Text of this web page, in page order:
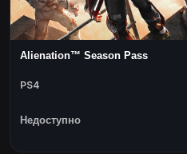
Alienation™ Season Pass
PS4
Недоступно